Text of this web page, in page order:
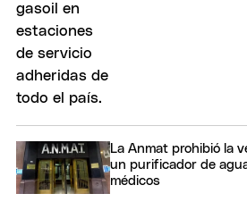
La Anmat prohibió la
un purificador de
médicos